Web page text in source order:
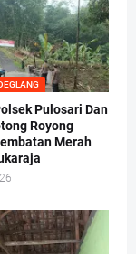
Pulosari Dan
Royong
Merah